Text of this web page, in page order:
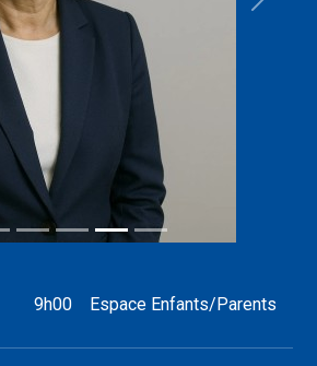
9h00 Espace Enfants/Parents